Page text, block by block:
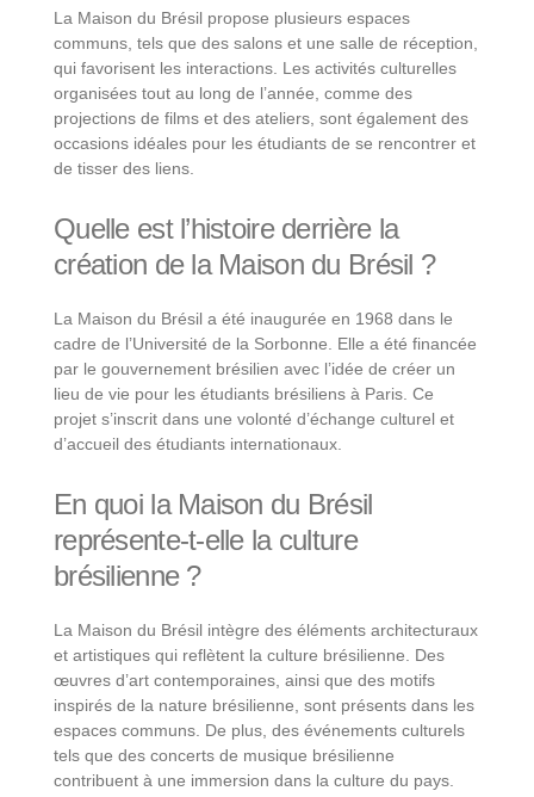
La Maison du Brésil propose plusieurs espaces
communs, tels que des salons et une salle de réception,
qui favorisent les interactions. Les activités culturelles
organisées tout au long de l’année, comme des
projections de films et des ateliers, sont également des
occasions idéales pour les étudiants de se rencontrer et
de tisser des liens.
Quelle est l’histoire derrière la
création de la Maison du Brésil ?
La Maison du Brésil a été inaugurée en 1968 dans le
cadre de l’Université de la Sorbonne. Elle a été financée
par le gouvernement brésilien avec l’idée de créer un
lieu de vie pour les étudiants brésiliens à Paris. Ce
projet s’inscrit dans une volonté d’échange culturel et
d’accueil des étudiants internationaux.
En quoi la Maison du Brésil
représente-t-elle la culture
brésilienne ?
La Maison du Brésil intègre des éléments architecturaux
et artistiques qui reflètent la culture brésilienne. Des
œuvres d’art contemporaines, ainsi que des motifs
inspirés de la nature brésilienne, sont présents dans les
espaces communs. De plus, des événements culturels
tels que des concerts de musique brésilienne
contribuent à une immersion dans la culture du pays.